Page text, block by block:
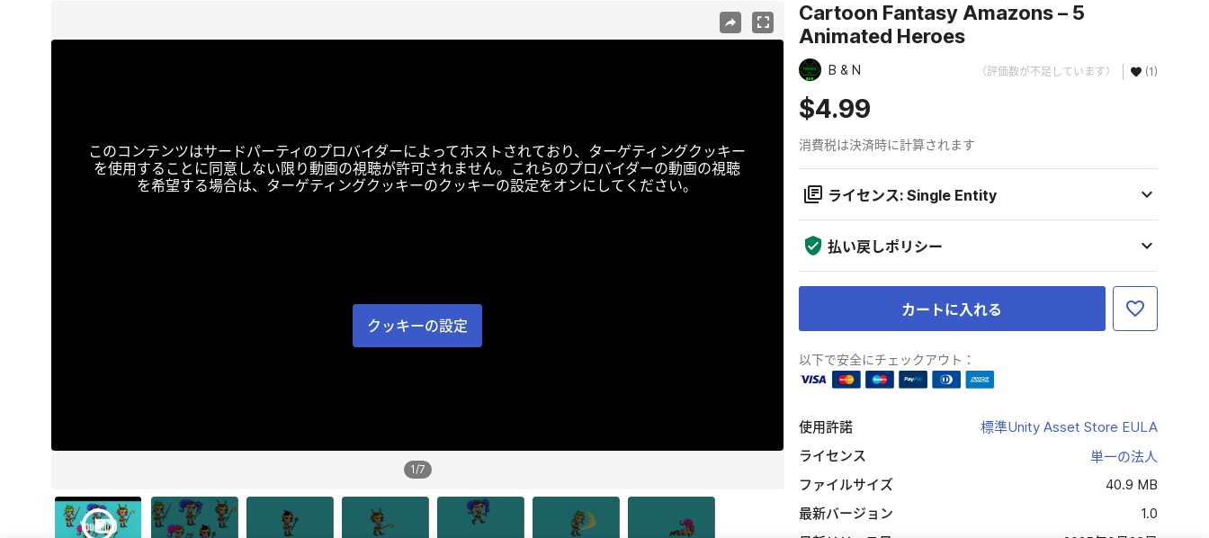
このコンテンツはサードパーティのプロバイダーによってホストされており、ターゲティングクッキー
を使用することに同意しない限り動画の視聴が許可されません。これらのプロバイダーの動画の視聴
を希望する場合は、ターゲティングクッキーのクッキーの設定をオンにしてください。
クッキーの設定
1/7
Cartoon Fantasy Amazons – 5
Animated Heroes
B & N （評価数が不足しています） (1)
$4.99
消費税は決済時に計算されます
ライセンス: Single Entity
払い戻しポリシー
カートに入れる
以下で安全にチェックアウト：
使用許諾
標準Unity Asset Store EULA
ライセンス
単一の法人
ファイルサイズ
40.9 MB
最新バージョン
1.0